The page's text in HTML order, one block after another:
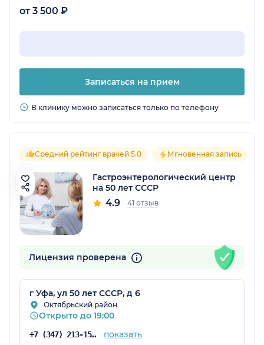
от 3 500 ₽
Записаться на прием
В клинику можно записаться только по телефону
Средний рейтинг врачей 5.0 Мгновенная запись
Гастроэнтерологический центр
на 50 лет СССР
4.9 41 отзыв
Лицензия проверена
г Уфа, ул 50 лет СССР, д 6
Октябрьский район
Открыто до 19:00
+7 (347) 213-15-78 показать